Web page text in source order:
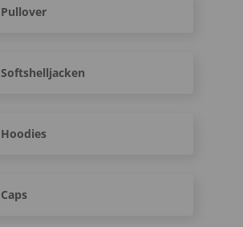
Pullover
Softshelljacken
Hoodies
Caps